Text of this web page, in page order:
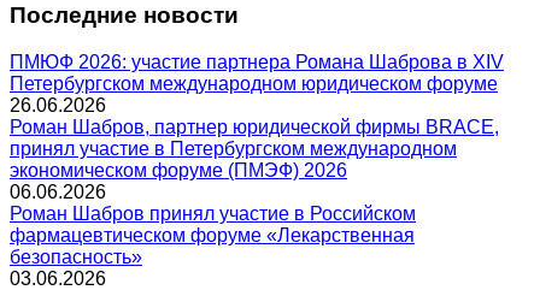
Последние новости
ПМЮФ 2026: участие партнера Романа Шаброва в XIV
Петербургском международном юридическом форуме
26.06.2026
Роман Шабров, партнер юридической фирмы BRACE,
принял участие в Петербургском международном
экономическом форуме (ПМЭФ) 2026
06.06.2026
Роман Шабров принял участие в Российском
фармацевтическом форуме «Лекарственная
безопасность»
03.06.2026